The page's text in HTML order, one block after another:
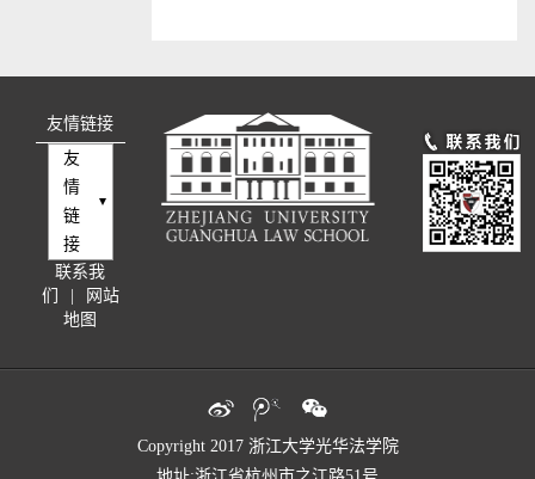
友情链接
友
情
链
接
联系我
们
网站
地图
Copyright 2017 浙江大学光华法学院